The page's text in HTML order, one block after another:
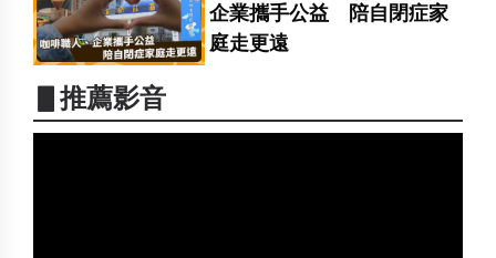
企業攜手公益 陪自閉症家
庭走更遠
▋推薦影音